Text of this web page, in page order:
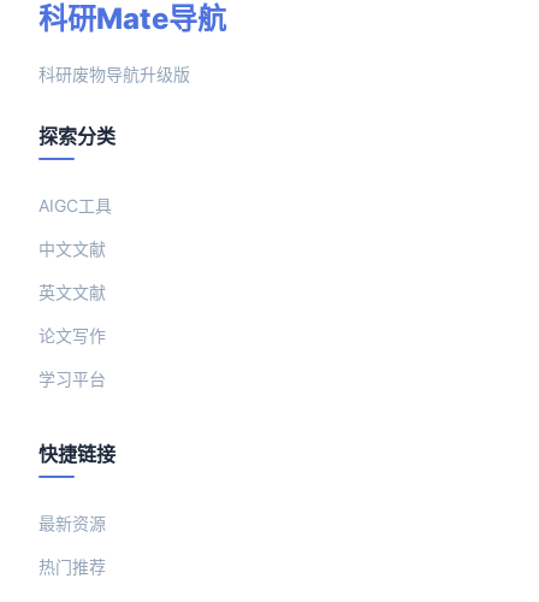
科研Mate导航
科研废物导航升级版
探索分类
AIGC工具
中文文献
英文文献
论文写作
学习平台
快捷链接
最新资源
热门推荐